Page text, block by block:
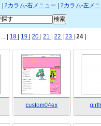
2カラム-右メニュー
2カラム-左メ
... | 18 19 20 21 22 23 24
custom04ex